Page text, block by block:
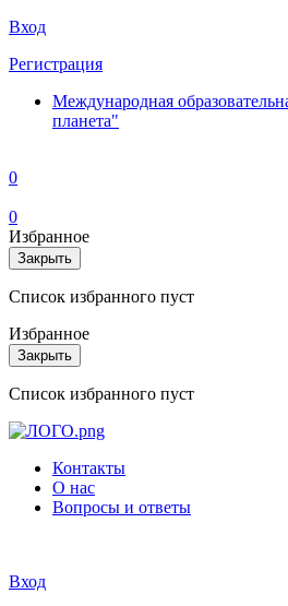
Вход
Регистрация
Международная
планета"
0
0
Избранное
Закрыть
Список избранного пуст
Избранное
Закрыть
Список избранного пуст
Контакты
О нас
Вопросы и ответы
Вход